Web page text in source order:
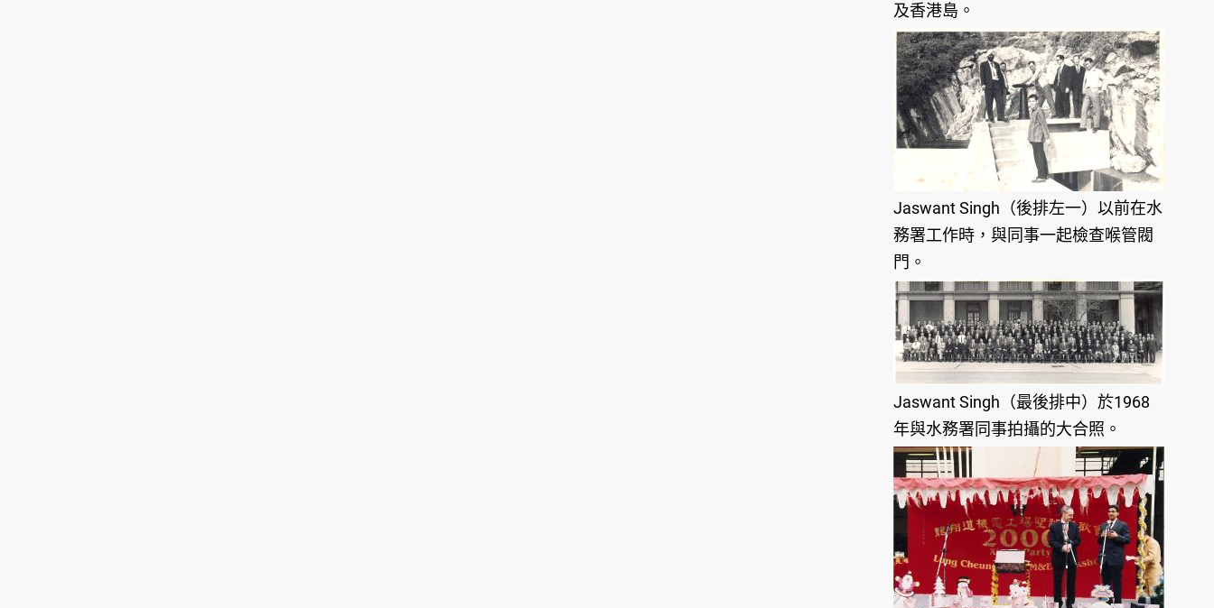
及香港島。
Jaswant Singh（後排左一）以前在水
務署工作時，與同事一起檢查喉管閥
門。
Jaswant Singh（最後排中）於1968
年與水務署同事拍攝的大合照。